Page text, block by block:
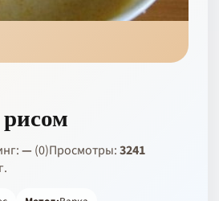
— (0)Просмотры:3241